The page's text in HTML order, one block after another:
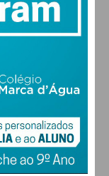
clear sky